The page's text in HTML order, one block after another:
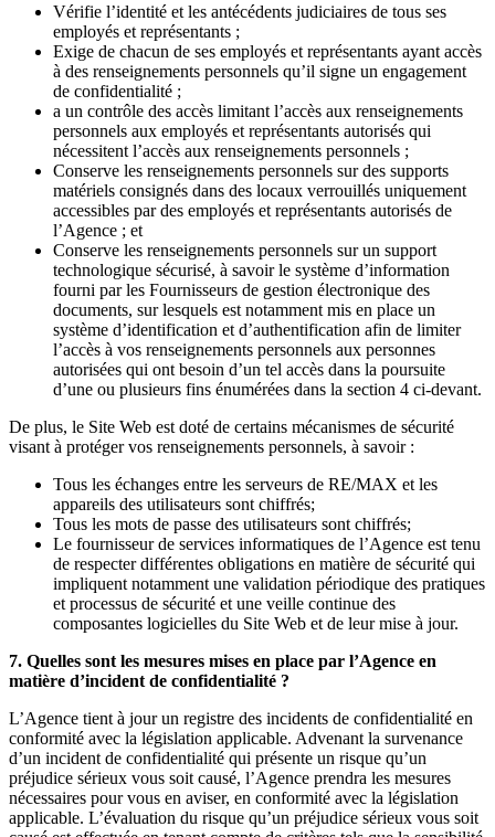
Vérifie l’identité et les antécédents judiciaires de tous ses
employés et représentants ;
Exige de chacun de ses employés et représentants ayant accès
à des renseignements personnels qu’il signe un engagement
de confidentialité ;
a un contrôle des accès limitant l’accès aux renseignements
personnels aux employés et représentants autorisés qui
nécessitent l’accès aux renseignements personnels ;
Conserve les renseignements personnels sur des supports
matériels consignés dans des locaux verrouillés uniquement
accessibles par des employés et représentants autorisés de
l’Agence ; et
Conserve les renseignements personnels sur un support
technologique sécurisé, à savoir le système d’information
fourni par les Fournisseurs de gestion électronique des
documents, sur lesquels est notamment mis en place un
système d’identification et d’authentification afin de limiter
l’accès à vos renseignements personnels aux personnes
autorisées qui ont besoin d’un tel accès dans la poursuite
d’une ou plusieurs fins énumérées dans la section 4 ci-devant.
De plus, le Site Web est doté de certains mécanismes de sécurité
visant à protéger vos renseignements personnels, à savoir :
Tous les échanges entre les serveurs de RE/MAX et les
appareils des utilisateurs sont chiffrés;
Tous les mots de passe des utilisateurs sont chiffrés;
Le fournisseur de services informatiques de l’Agence est tenu
de respecter différentes obligations en matière de sécurité qui
impliquent notamment une validation périodique des pratiques
et processus de sécurité et une veille continue des
composantes logicielles du Site Web et de leur mise à jour.
7. Quelles sont les mesures mises en place par l’Agence en
matière d’incident de confidentialité ?
L’Agence tient à jour un registre des incidents de confidentialité en
conformité avec la législation applicable. Advenant la survenance
d’un incident de confidentialité qui présente un risque qu’un
préjudice sérieux vous soit causé, l’Agence prendra les mesures
nécessaires pour vous en aviser, en conformité avec la législation
applicable. L’évaluation du risque qu’un préjudice sérieux vous soit